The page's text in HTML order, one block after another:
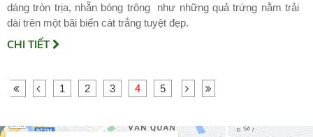
dáng tròn trịa, nhẵn bóng trông như những quả trứng nằm trải
dài trên một bãi biển cát trắng tuyệt đẹp.
CHI TIẾT
1 2 3 4 5